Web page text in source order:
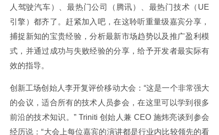
人驾驶汽车）、最热门公司（腾讯）、最热门技术（UE
引擎）都齐了。赶紧加入吧，在这聆听重量级嘉宾分享，
捕捉新知的宝贵经验，分析最新市场趋势以及推广盈利模
式，并通过成功与失败经验的分享，给予开发者最实际有
效的指导。
创新工场创始人李开复评价移动大会：“这是一个非常强大
的会议，适合所有的技术人员参会，在这里可以学到很多
前沿的技术知识。” Triniti 创始人兼 CEO 施炜亮谈到参会
经历说：“大会上每位嘉宾的演讲都是行业内比较领先的看